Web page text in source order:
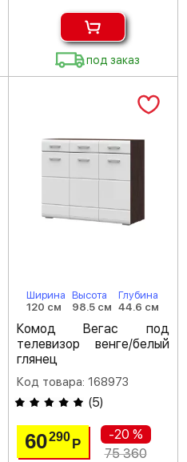
под заказ
Ширина
120 см
Высота
98.5 см
Глубина
44.6 см
Комод Вегас под
телевизор венге/белый
глянец
Код товара: 168973
(5)
60290 Р
-20 %
75 360